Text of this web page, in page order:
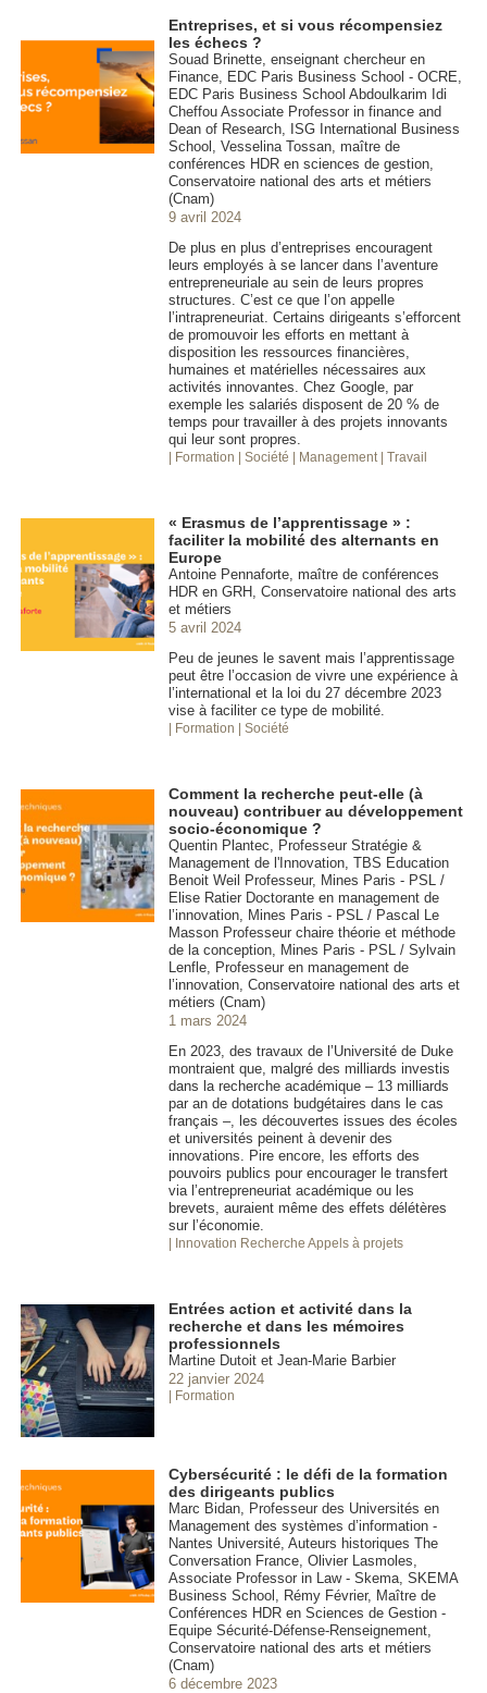
Entreprises, et si vous récompensiez
les échecs ?
Souad Brinette, enseignant chercheur en
Finance, EDC Paris Business School - OCRE,
EDC Paris Business School Abdoulkarim Idi
Cheffou Associate Professor in finance and
Dean of Research, ISG International Business
School, Vesselina Tossan, maître de
conférences HDR en sciences de gestion,
Conservatoire national des arts et métiers
(Cnam)
9 avril 2024
De plus en plus d’entreprises encouragent
leurs employés à se lancer dans l’aventure
entrepreneuriale au sein de leurs propres
structures. C’est ce que l’on appelle
l’intrapreneuriat. Certains dirigeants s’efforcent
de promouvoir les efforts en mettant à
disposition les ressources financières,
humaines et matérielles nécessaires aux
activités innovantes. Chez Google, par
exemple les salariés disposent de 20 % de
temps pour travailler à des projets innovants
qui leur sont propres.
| Formation | Société | Management | Travail
« Erasmus de l’apprentissage » :
faciliter la mobilité des alternants en
Europe
Antoine Pennaforte, maître de conférences
HDR en GRH, Conservatoire national des arts
et métiers
5 avril 2024
Peu de jeunes le savent mais l’apprentissage
peut être l’occasion de vivre une expérience à
l’international et la loi du 27 décembre 2023
vise à faciliter ce type de mobilité.
| Formation | Société
Comment la recherche peut-elle (à
nouveau) contribuer au développement
socio-économique ?
Quentin Plantec, Professeur Stratégie &
Management de l'Innovation, TBS Education
Benoit Weil Professeur, Mines Paris - PSL /
Elise Ratier Doctorante en management de
l’innovation, Mines Paris - PSL / Pascal Le
Masson Professeur chaire théorie et méthode
de la conception, Mines Paris - PSL / Sylvain
Lenfle, Professeur en management de
l’innovation, Conservatoire national des arts et
métiers (Cnam)
1 mars 2024
En 2023, des travaux de l’Université de Duke
montraient que, malgré des milliards investis
dans la recherche académique – 13 milliards
par an de dotations budgétaires dans le cas
français –, les découvertes issues des écoles
et universités peinent à devenir des
innovations. Pire encore, les efforts des
pouvoirs publics pour encourager le transfert
via l’entrepreneuriat académique ou les
brevets, auraient même des effets délétères
sur l’économie.
| Innovation Recherche Appels à projets
Entrées action et activité dans la
recherche et dans les mémoires
professionnels
Martine Dutoit et Jean-Marie Barbier
22 janvier 2024
| Formation
Cybersécurité : le défi de la formation
des dirigeants publics
Marc Bidan, Professeur des Universités en
Management des systèmes d’information -
Nantes Université, Auteurs historiques The
Conversation France, Olivier Lasmoles,
Associate Professor in Law - Skema, SKEMA
Business School, Rémy Février, Maître de
Conférences HDR en Sciences de Gestion -
Equipe Sécurité-Défense-Renseignement,
Conservatoire national des arts et métiers
(Cnam)
6 décembre 2023